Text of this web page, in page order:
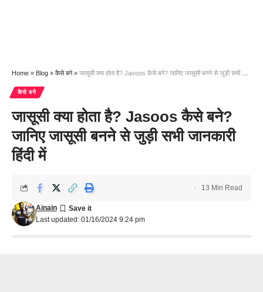
Home » Blog » कैसे बने» जासूसी क्या होता है? Jasoos कैसे बने? जानिए जासूसी बनने से जुड़ी सभी जानकारी हिंदी में
कैसे बने
जासूसी क्या होता है? Jasoos कैसे बने?
जानिए जासूसी बनने से जुड़ी सभी जानकारी
हिंदी में
Last updated: 01/16/2024 9:24 pm
Ainain
13 Min Read